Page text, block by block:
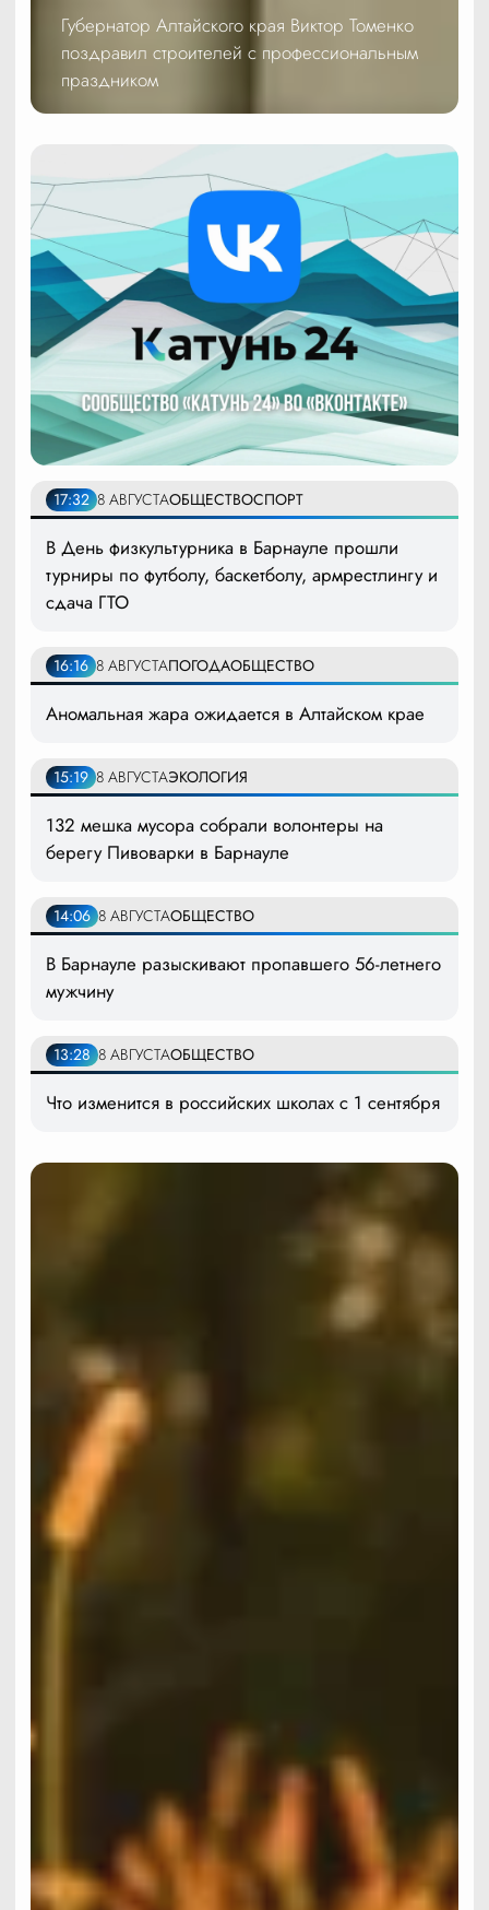
Губернатор Алтайского края Виктор Томенко
поздравил строителей с профессиональным
праздником
17:32 8 АВГУСТАОБЩЕСТВОСПОРТ
В День физкультурника в Барнауле прошли
турниры по футболу, баскетболу, армрестлингу и
сдача ГТО
16:16 8 АВГУСТАПОГОДАОБЩЕСТВО
Аномальная жара ожидается в Алтайском крае
15:19 8 АВГУСТАЭКОЛОГИЯ
132 мешка мусора собрали волонтеры на
берегу Пивоварки в Барнауле
14:06 8 АВГУСТАОБЩЕСТВО
В Барнауле разыскивают пропавшего 56-летнего
мужчину
13:28 8 АВГУСТАОБЩЕСТВО
Что изменится в российских школах с 1 сентября